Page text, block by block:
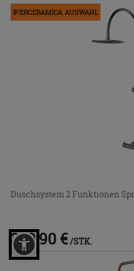
IPERCERAMICA AUSWAHL
Duschsystem 2 Funktionen
329,90 € /STK.